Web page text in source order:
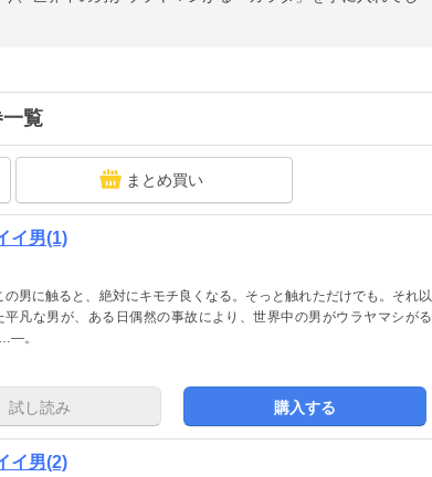
覧
まとめ買い
イ男(1)
平凡な男が、ある日偶然の事故により、世界中の男がウラヤマシがる
。
試し読み 購入する
イ男(2)